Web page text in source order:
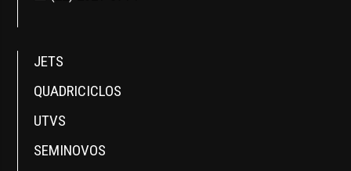
JETS
QUADRICICLOS
UTVS
SEMINOVOS